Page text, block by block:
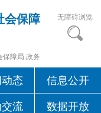
会保障
保障局.政务
无障碍浏览
态 信息公开
流 数据开放